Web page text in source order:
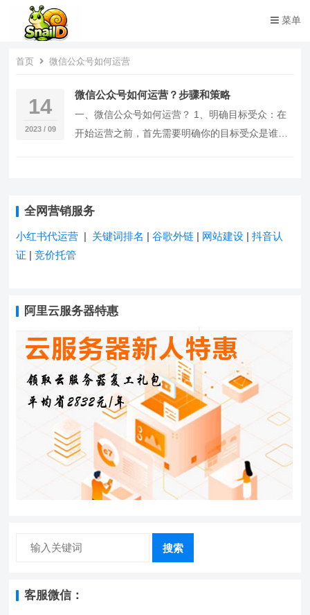
菜单
首页 微信公众号如何运营
14
2023 / 09
微信公众号如何运营？步骤和策略
一、微信公众号如何运营？ 1、明确目标受众：在
开始运营之前，首先需要明确你的目标受众是谁。
全网营销服务
小红书代运营 | 关键词排名 |谷歌外链 | 网站建设 |抖音认
证 |竞价托管
阿里云服务器特惠
搜索
客服微信：